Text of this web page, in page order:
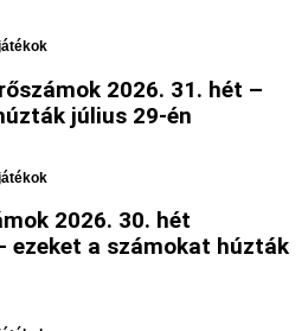
2026. 31. hét –
július 29-én
2026. 30. hét
ezeket a számokat húzták